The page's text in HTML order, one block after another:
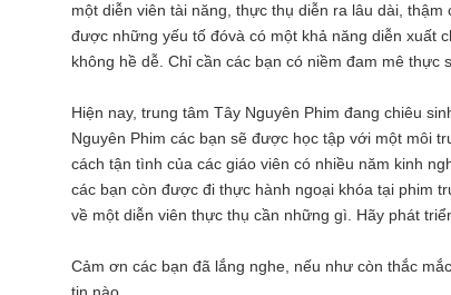
một diễn viên tài năng, thực thụ diễn ra lâu dài,
được những yếu tố đóvà có một khả năng diễn xuất
không hề dễ. Chỉ cần các bạn có niềm đam mê thực
Hiện nay, trung tâm Tây Nguyên Phim đang chiêu
Nguyên Phim các bạn sẽ được học tập với một môi
cách tận tình của các giáo viên có nhiều năm kinh
các bạn còn được đi thực hành ngoại khóa tại phim
về một diễn viên thực thụ cần những gì. Hãy phát
Cảm ơn các bạn đã lắng nghe, nếu như còn thắc